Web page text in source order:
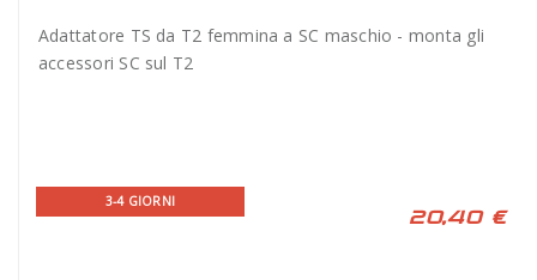
Adattatore TS da T2 femmina a SC maschio - monta gli
accessori SC sul T2
3-4 GIORNI
20,40 €